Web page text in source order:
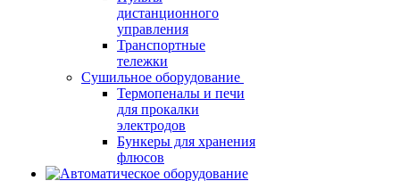
дистанционного
управления
Транспортные
тележки
Сушильное оборудование
Термопеналы и печи
для прокалки
электродов
Бункеры для хранения
флюсов